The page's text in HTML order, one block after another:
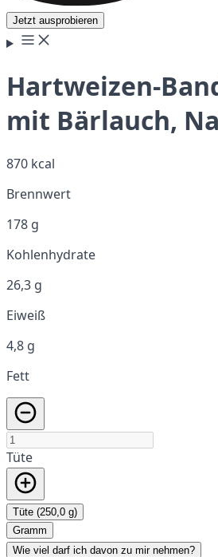
Jetzt ausprobieren
Hartweizen-
mit Bärlauch,
870 kcal
Brennwert
178 g
Kohlenhydrate
26,3 g
Eiweiß
4,8 g
Fett
Tüte
Tüte (250,0 g)
Gramm
Wie viel darf ich davon zu mir nehmen?